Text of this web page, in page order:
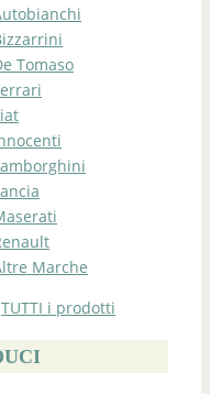
Tomaso
Marche
TUTTI i prodotti